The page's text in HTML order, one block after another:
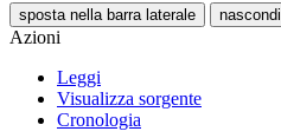
sposta nella barra laterale nascondi
Azioni
Leggi
Visualizza sorgente
Cronologia